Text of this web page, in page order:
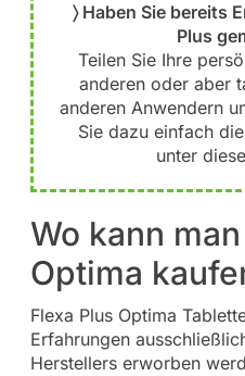
〉 Haben Sie bereits
Plus
Teilen Sie Ihre
anderen oder aber
anderen Anwendern
Sie dazu einfach
unter
Wo kann
Optima
Flexa Plus Optima
Erfahrungen
Herstellers erworben